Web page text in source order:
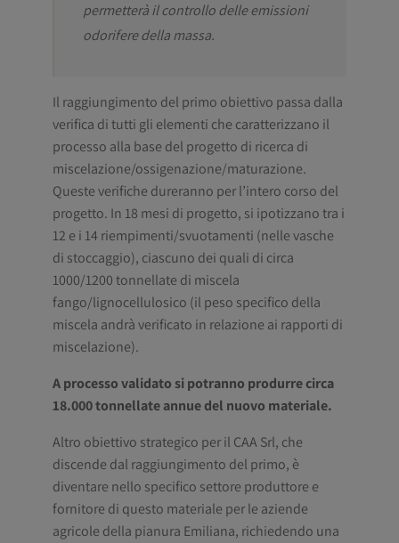
permetterà il controllo delle emissioni
odorifere della massa.
Il raggiungimento del primo obiettivo passa dalla
verifica di tutti gli elementi che caratterizzano il
processo alla base del progetto di ricerca di
miscelazione/ossigenazione/maturazione.
Queste verifiche dureranno per l’intero corso del
progetto. In 18 mesi di progetto, si ipotizzano tra i
12 e i 14 riempimenti/svuotamenti (nelle vasche
di stoccaggio), ciascuno dei quali di circa
1000/1200 tonnellate di miscela
fango/lignocellulosico (il peso specifico della
miscela andrà verificato in relazione ai rapporti di
miscelazione).
A processo validato si potranno produrre circa
18.000 tonnellate annue del nuovo materiale.
Altro obiettivo strategico per il CAA Srl, che
discende dal raggiungimento del primo, è
diventare nello specifico settore produttore e
fornitore di questo materiale per le aziende
agricole della pianura Emiliana, richiedendo una